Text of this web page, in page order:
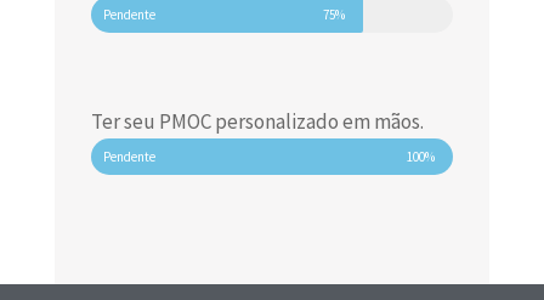
Pendente 75%
Ter seu PMOC personalizado em mãos.
Pendente 100%